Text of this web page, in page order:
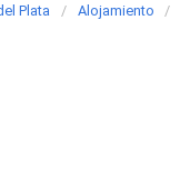
Plata Alojamiento